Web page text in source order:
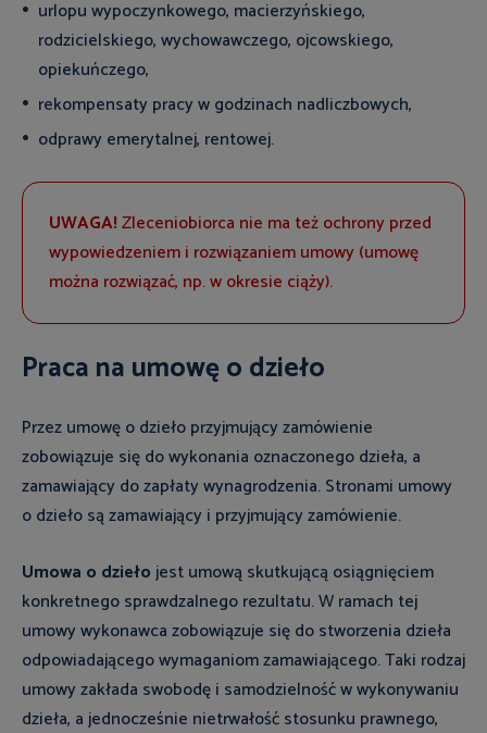
urlopu wypoczynkowego, macierzyńskiego,
rodzicielskiego, wychowawczego, ojcowskiego,
opiekuńczego,
rekompensaty pracy w godzinach nadliczbowych,
odprawy emerytalnej, rentowej.
UWAGA!Zleceniobiorca nie ma też ochrony przed
wypowiedzeniem i rozwiązaniem umowy (umowę
można rozwiązać, np. w okresie ciąży).
Praca na umowę o dzieło
Przez umowę o dzieło przyjmujący zamówienie
zobowiązuje się do wykonania oznaczonego dzieła, a
zamawiający do zapłaty wynagrodzenia. Stronami umowy
o dzieło są zamawiający i przyjmujący zamówienie.
Umowa o dziełojest umową skutkującą osiągnięciem
konkretnego sprawdzalnego rezultatu. W ramach tej
umowy wykonawca zobowiązuje się do stworzenia dzieła
odpowiadającego wymaganiom zamawiającego. Taki rodzaj
umowy zakłada swobodę i samodzielność w wykonywaniu
dzieła, a jednocześnie nietrwałość stosunku prawnego,